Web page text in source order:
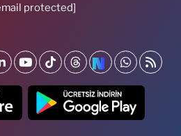
protected]